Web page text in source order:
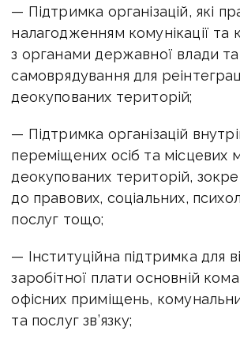
— Підтримка організацій, які
налагодженням комунікації та
з органами державної влади та
самоврядування для
деокупованих територій;
— Підтримка організацій
переміщених осіб та місцевих
деокупованих територій,
до правових, соціальних,
послуг тощо;
— Інституційна підтримка для
заробітної плати основній
офісних приміщень,
та послуг зв’язку;